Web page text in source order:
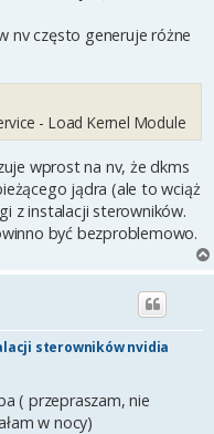
nv często generuje różne
- Load Kernel Module
wprost na nv, że dkms
jądra (ale to wciąż
z instalacji sterowników.
być bezproblemowo.
sterowników nvidia
( przepraszam, nie
w nocy)